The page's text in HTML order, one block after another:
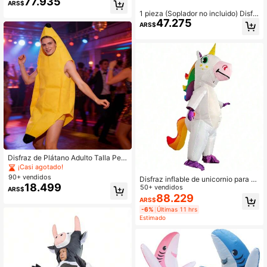
ARS$
Disfraz de Plátano Adulto Talla Peq
ueña Unisex Fruta Tropical Comida
Disfraz Divertido, Talla Pequeña Ad
ulto Unisex
¡Casi agotado!
90+ vendidos
ARS$18.499
1 pieza (Soplador no incluido) Disfr
az inflable de delfín, disfraz de tibur
ón para adultos, adecuado para div
ARS$47.275
Disfraz inflable de unicornio para a
dultos y niños, traje de arcoíris para
Halloween, carnaval, Purim, Navida
d y cosplay para mujeres y hombres
adultos
50+ vendidos
ARS$88.229
-6% Últimas 11 hrs
Estimado